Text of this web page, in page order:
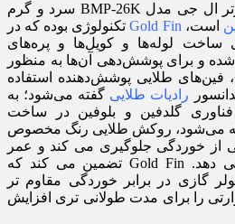
کولر گازی دوال اینورتر ال جی مدل BMP-26K سرد و گرم
است،
تکنولوژی بوده که در
ساخت لوله‌ها و کویل‌ها و پره‌های
شده و برای پوشش‌دهی آن‌ها به منظور
فین‌های طلایی پوشش‌دهنده استفاده
رادیات طلایی گفته می‌شود؛ به
گلدفین و بلوفین در ساخت
می‌شود، روکش طلایی رنگ مخصوص
از خوردگی جلوگیری می کند و عمر
دستگاه را افزایش می دهد. Gold Fin تضمین می کند که
گازی در برابر خوردگی مقاوم تر
را برای مدت طولانی تری افزایش